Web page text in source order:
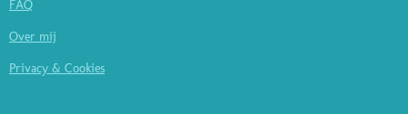
FAQ
Over mij
Privacy & Cookies